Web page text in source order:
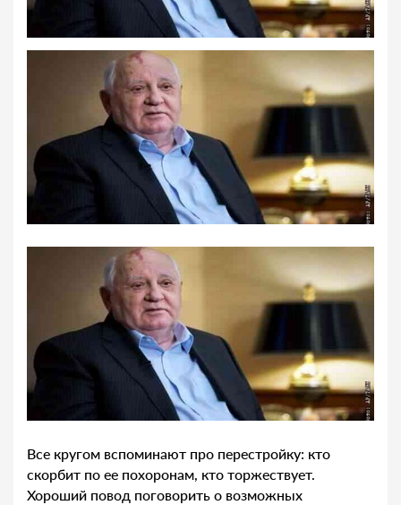
Все кругом вспоминают про перестройку: кто
скорбит по ее похоронам, кто торжествует.
Хороший повод поговорить о возможных